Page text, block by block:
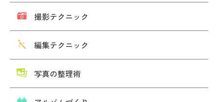
撮影テクニック
編集テクニック
写真の整理術